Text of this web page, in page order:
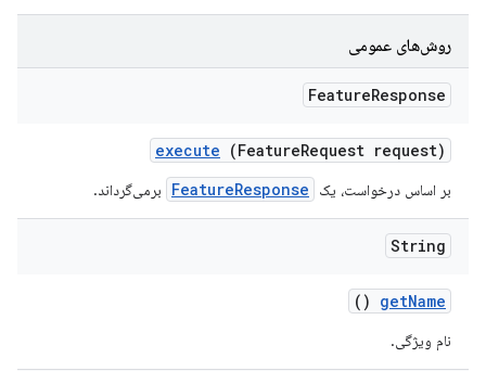
روش‌های عمومی
FeatureResponse
execute (FeatureRequest request)
بر اساس درخواست، یک FeatureResponse برمی‌گرداند.
String
getName
()
نام ویژگی.